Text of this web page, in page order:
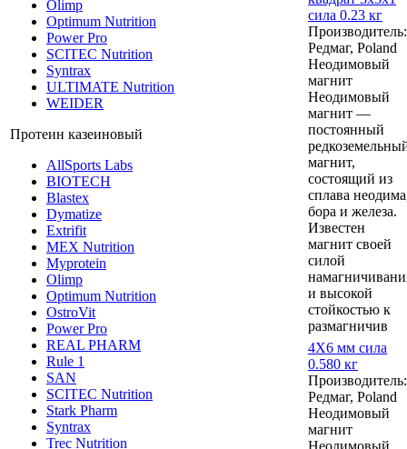
Olimp
Optimum Nutrition
Power Pro
SCITEC Nutrition
Syntrax
ULTIMATE Nutrition
WEIDER
Протеин казеиновый
AllSports Labs
BIOTECH
Blastex
Dymatize
Extrifit
MEX Nutrition
Myprotein
Olimp
Optimum Nutrition
OstroVit
Power Pro
REAL PHARM
Rule 1
SAN
SCITEC Nutrition
Stark Pharm
Syntrax
Trec Nutrition
сила 0.23 кг
Производитель:
Редмаг, Poland
Неодимовый
магнит
Неодимовый
магнит —
постоянный
магнит,
состоящий из
сплава
бора и железа.
Известен
магнит своей
силой
и высокой
стойкостью к
размагничив
4Х6 мм сила
0.580 кг
Производитель:
Редмаг, Poland
Неодимовый
магнит
Неодимовый